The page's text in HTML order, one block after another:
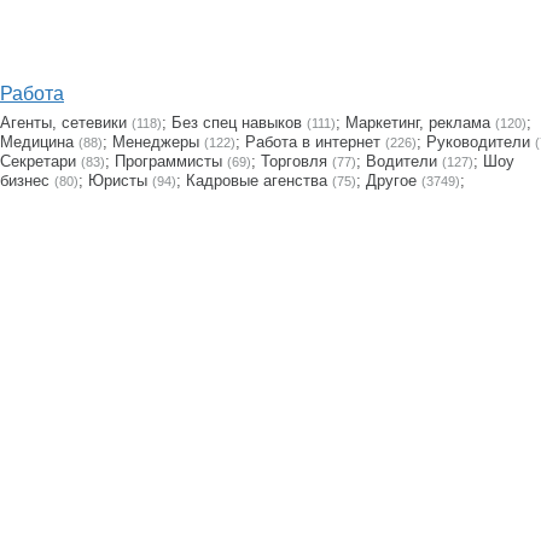
Работа
Агенты, сетевики (118); Без спец навыков (111); Маркетинг, реклама (120);
Медицина (88); Менеджеры (122); Работа в интернет (226); Руководители
Секретари (83); Программисты (69); Торговля (77); Водители (127); Шоу
бизнес (80); Юристы (94); Кадровые агенства (75); Другое (3749);